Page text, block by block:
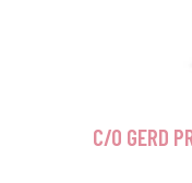
C/O GERD